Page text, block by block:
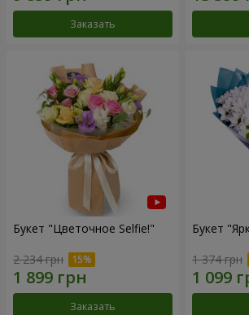
Заказать
Букет "Цветочное Selfie!"
2 234 грн
Заказать
Букет
1 374 грн